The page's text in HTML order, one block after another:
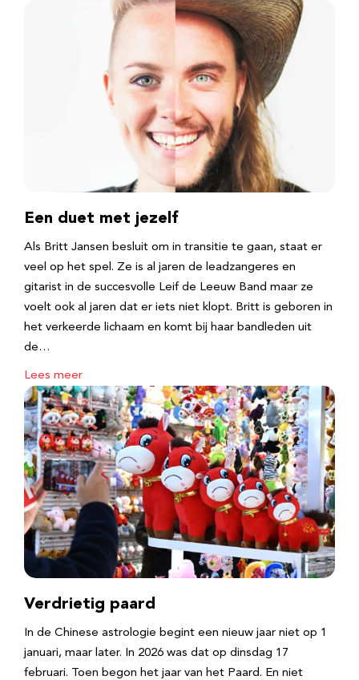
Een duet met jezelf
Als Britt Jansen besluit om in transitie te gaan, staat er
veel op het spel. Ze is al jaren de leadzangeres en
gitarist in de succesvolle Leif de Leeuw Band maar ze
voelt ook al jaren dat er iets niet klopt. Britt is geboren in
het verkeerde lichaam en komt bij haar bandleden uit
de…
Lees meer
Verdrietig paard
In de Chinese astrologie begint een nieuw jaar niet op 1
januari, maar later. In 2026 was dat op dinsdag 17
februari. Toen begon het jaar van het Paard. En niet